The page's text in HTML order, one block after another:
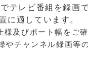
テレビ番組を録画
に適しています。
及びポート幅をご確
チャンネル録画等